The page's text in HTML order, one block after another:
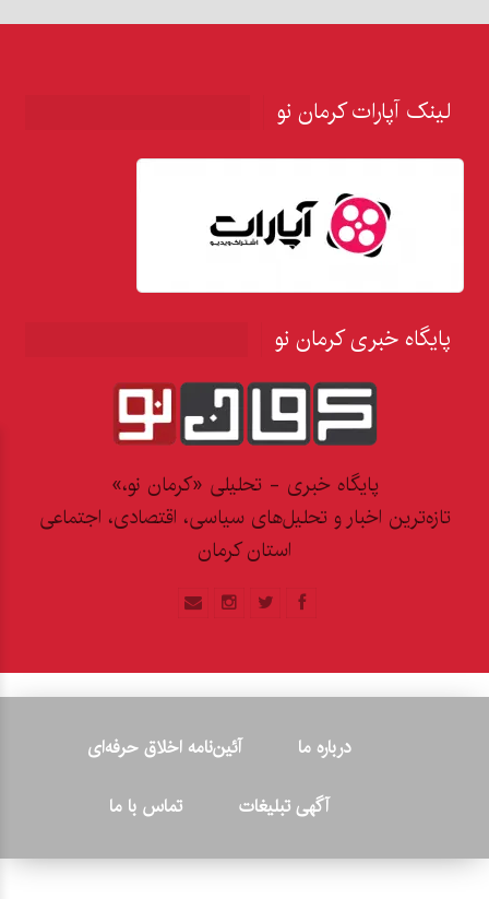
لینک آپارات کرمان نو
پایگاه خبری کرمان نو
پایگاه خبری - تحلیلی «کرمان نو،»
تازه‌ترین اخبار و تحلیل‌های سیاسی، اقتصادی، اجتماعی
استان کرمان
درباره ما
آئین‌نامه اخلاق حرفه‌ای
آگهی تبلیغات
تماس با ما